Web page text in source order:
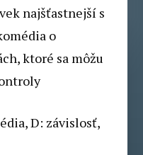
najšťastnejší s
o
ktoré sa môžu
D: závislosť,